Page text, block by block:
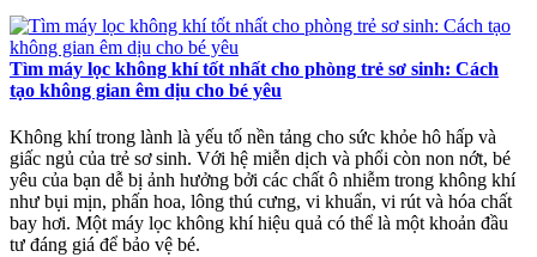
Tìm máy lọc không khí tốt nhất cho phòng trẻ sơ sinh: Cách
tạo không gian êm dịu cho bé yêu
Không khí trong lành là yếu tố nền tảng cho sức khỏe hô hấp và
giấc ngủ của trẻ sơ sinh. Với hệ miễn dịch và phổi còn non nớt, bé
yêu của bạn dễ bị ảnh hưởng bởi các chất ô nhiễm trong không khí
như bụi mịn, phấn hoa, lông thú cưng, vi khuẩn, vi rút và hóa chất
bay hơi. Một máy lọc không khí hiệu quả có thể là một khoản đầu
tư đáng giá để bảo vệ bé.